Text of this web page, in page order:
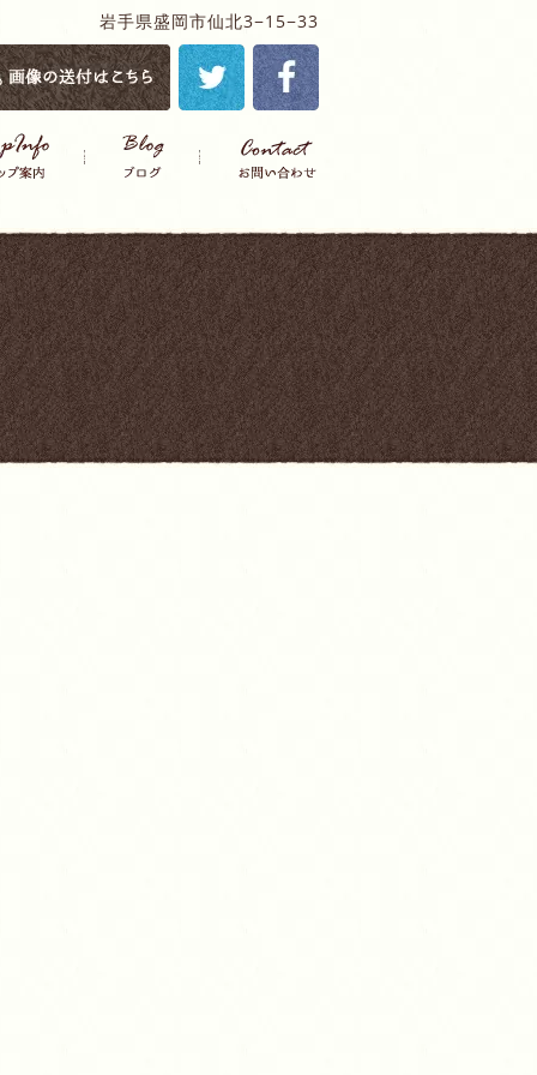
岩手県盛岡市仙北3−15−33